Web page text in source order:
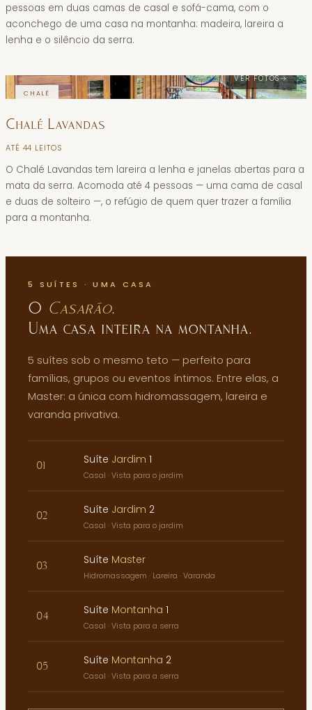
pessoas em duas camas de casal e sofá-cama, com o
aconchego de uma casa na montanha: madeira, lareira a
lenha e o silêncio da serra.
CHALÉ
VER FOTOS→
Chalé Lavandas
ATÉ 44 LEITOS
O Chalé Lavandas tem lareira a lenha e janelas abertas para a
mata da serra. Acomoda até 4 pessoas — uma cama de casal
e duas de solteiro —, o refúgio de quem quer trazer a família
para a montanha.
5 SUÍTES · UMA CASA
O Casarão.
Uma casa inteira na montanha.
5 suítes sob o mesmo teto — perfeito para
famílias, grupos ou eventos íntimos. Entre elas, a
Master: a única com hidromassagem, lareira e
varanda privativa.
01 Suíte Jardim 1
Casal · Vista para o jardim
02 Suíte Jardim 2
Casal · Vista para o jardim
03 Suíte Master
Hidromassagem · Lareira · Varanda
04 Suíte Montanha 1
Casal · Vista para a serra
05 Suíte Montanha 2
Casal · Vista para a serra